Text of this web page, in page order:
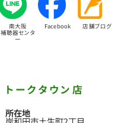
南大阪
補聴器センタ
ー
Facebook 店舗ブログ
トークタウン店
所在地